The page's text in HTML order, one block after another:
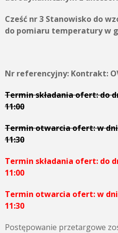
Cześć nr 3 Stanowisko do
do pomiaru temperatury w
Nr referencyjny: Kontrakt:
Termin składania ofert: do
11:00
Termin otwarcia ofert: w
11:30
Termin składania ofert: do
11:00
Termin otwarcia ofert: w
11:30
Postępowanie przetargowe